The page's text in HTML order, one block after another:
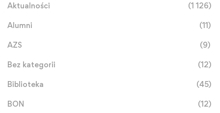
Aktualności (1 126)
Alumni (11)
AZS (9)
Bez kategorii (12)
Biblioteka (45)
BON (12)